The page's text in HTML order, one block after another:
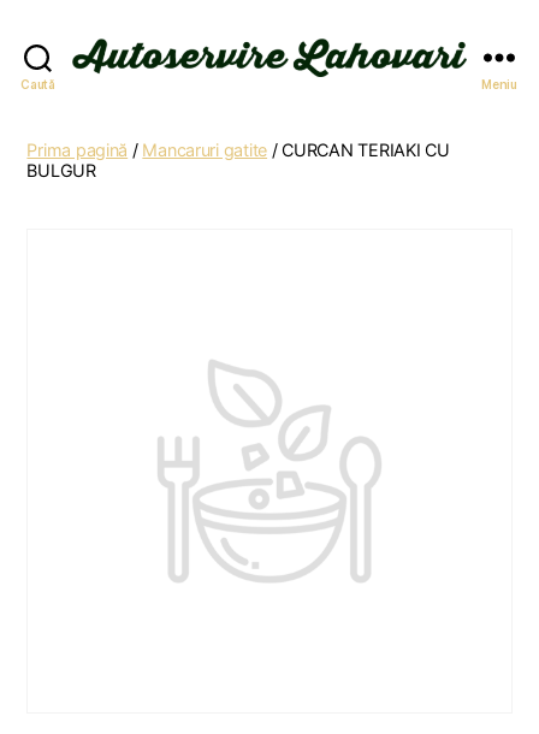
Caută Meniu
Prima pagină / Mancaruri gatite / CURCAN TERIAKI CU
BULGUR